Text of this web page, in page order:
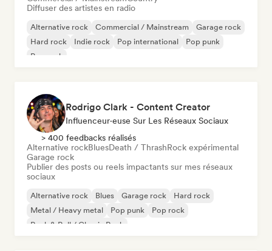
Diffuser des artistes en radio
Alternative rock Commercial / Mainstream
Garage rock
Hard rock
Indie rock Pop international
Pop punk
Pop rock
Rodrigo Clark - Content Creator
Influenceur·euse Sur Les Réseaux Sociaux
> 400 feedbacks réalisés
Alternative rockBluesDeath / ThrashRock expérimental
Garage rock
Publier des posts ou reels impactants sur mes réseaux
sociaux
Alternative rock Blues Garage rock
Hard rock
Metal / Heavy metal
Pop punk
Pop rock
Rock & Roll / Classic Rock